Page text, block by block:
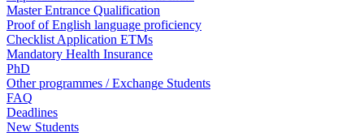
Master Entrance Qualification
Proof of English language proficiency
Checklist Application ETMs
Mandatory Health Insurance
PhD
Other programmes / Exchange Students
FAQ
Deadlines
New Students